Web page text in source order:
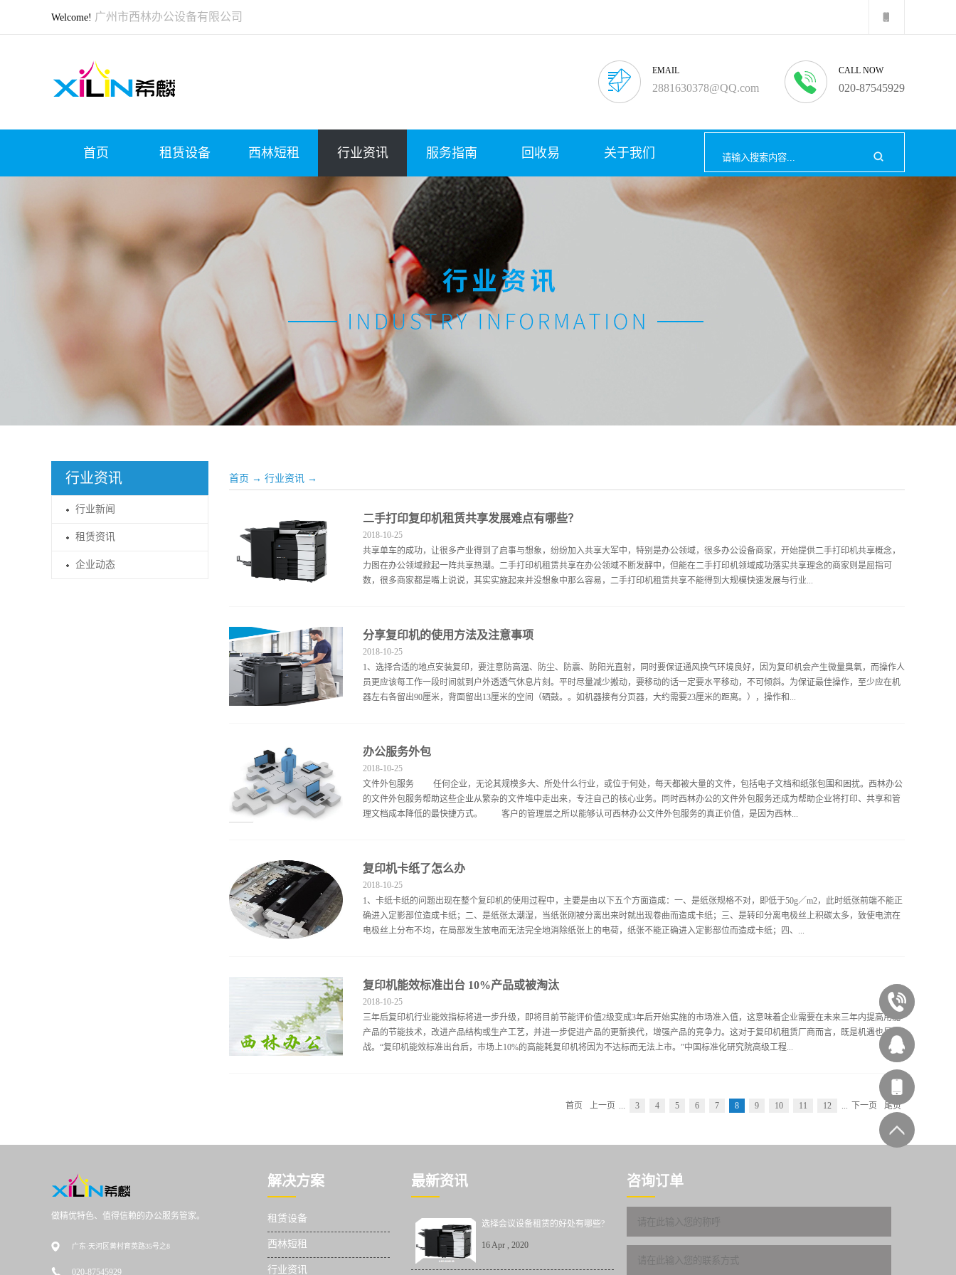
Welcome! 广州市西林办公设备有限公司
EMAIL
2881630378@QQ.com
CALL NOW
020-87545929
首页 租赁设备 西林短租 行业资讯 服务指南 回收易 关于我们
行业资讯
行业新闻
租赁资讯
企业动态
首页 → 行业资讯 →
二手打印复印机租赁共享发展难点有哪些？
共享单车的成功，让很多产业得到了启事与想象，纷纷加入共享大军中，特别是办公领域，很多办公设备商家，开始提供二手打印机共享概念，
力图在办公领域掀起一阵共享热潮。二手打印机租赁共享在办公领域不断发酵中，但能在二手打印机领域成功落实共享理念的商家则是屈指可
数，很多商家都是嘴上说说，其实实施起来并没想象中那么容易，二手打印机租赁共享不能得到大规模快速发展与行业...
展，另外都是小本经营，资金方面也都有限，面对二手打印机租赁共享是很难开展的。二手打印机租赁在很早之间便有，很多商家以区域为经营
规模，但凡超出这个规模便无法开展租赁业务，业务规模区域太小，也是很难开展共享模式的主要原因之一。二手打印机商家中也有少许大型企
业，业务范围也很广，但都比较集中于少部分发达一二线城市，有很多城市都不能涉及到，有时候这些不能涉及业务的城市更需要二手打印机租
赁服务，在大型企业中我们也看到了业务范围的局限性。因此二手打印机租赁共享很难做起来。前文我们谈到了二手打印机租赁共享很难做起
来，但难做不代表不能做，现阶段便有企业在这个领域做得不错。二手打印机租赁共享现阶段是一个很有发展前景的市场，我国每年淘汰下来的
2018-10-25
分享复印机的使用方法及注意事项
1、选择合适的地点安装复印，要注意防高温、防尘、防震、防阳光直射，同时要保证通风换气环境良好，因为复印机会产生微量臭氧，而操作人
员更应该每工作一段时间就到户外透透气休息片刻。平时尽量减少搬动，要移动的话一定要水平移动，不可倾斜。为保证最佳操作，至少应在机
器左右各留出90厘米，背面留出13厘米的空间（硒鼓。。如机器接有分页器，大约需要23厘米的距离。），操作和...
预热半小时左右，使复印机内保持干燥。 4、要保持复印机玻璃稿台清洁、无划痕、不能有涂改液、手指印之类的斑点，不然的话会影响复印效
果。如有斑点，使用软质的玻璃清洁物清洁玻璃。 5、在复印机工作过程中一定要在盖好上面的挡版，以减少强光对眼睛的刺激。 6、如果需要复
印书籍等需要装订的文件，请选用具有"分离扫描"（split scan feature 墨盒）性能的复印机。这样，可以消除由于装订不平整而产生的复印阴
影。 7、如果您的复印件的背景有阴影，那么您的复印机的镜头上有可能进入了灰尘。此时，您需要对复印机进行专业的清洁。 8、当复印机面版
显示红灯加粉信号时用户就应及时对复印机进行加碳粉，如果加粉不及时可造成复印机...
2018-10-25
办公服务外包
文件外包服务 任何企业，无论其规模多大、所处什么行业，或位于何处，每天都被大量的文件，包括电子文档和纸张包围和困扰。西林办公
的文件外包服务帮助这些企业从繁杂的文件堆中走出来，专注自己的核心业务。同时西林办公的文件外包服务还成为帮助企业将打印、共享和管
理文档成本降低的最快捷方式。 客户的管理层之所以能够认可西林办公文件外包服务的真正价值，是因为西林...
统一标准的优质文件外包服务。 介 绍 无论是企业还是行业用户，您都能切身感受到西林办公文件解决方案所能带来的巨大变化。 对企
业用户而言，找到一种真正有效的方式，通过以生产产品同样高效的方式制成成产使用手册之类的文件，从而有效提高企业的文件成产能力和文
件质量，改善内部知识共享机制和企业形象，提高企业竞争力。 对保险、电信、银行和数字出版等行业而言，市场竞争日益激烈的今天，如
何制作、生产个性化、客户化的信用卡、保险和电信等账单，减少客户的询问，提高客户满意度，从而提高企业竞争优势。 你可以与西林办
公文件管理专家自由交流，介绍您企业的实际状况、具体问题及希望达成的效果，由专家为您提出量身定制的解决方案，从专业的角度出发为您
2018-10-25
复印机卡纸了怎么办
1、卡纸卡纸的问题出现在整个复印机的使用过程中，主要是由以下五个方面造成：一、是纸张规格不对，即低于50g／m2，此时纸张前端不能正
确进入定影部位造成卡纸；二、是纸张太潮湿，当纸张刚被分离出来时就出现卷曲而造成卡纸；三、是转印分离电极丝上积碳太多，致使电流在
电极丝上分布不均，在局部发生放电而无法完全地消除纸张上的电荷，纸张不能正确进入定影部位而造成卡纸；四、...
要时更换新电极座，这种现象是造成卡纸的主要原因之一；五、是搓纸轮老化，如果卡纸部位经常出现在进纸部位，此时会发现纸张总是进入复
印机一小部分，大部分还留在外面，其主要原因是搓纸轮老化，不能把纸张正常送入“轨道”，解决方法是更换搓纸轮。2、褶绉打印机维修论坛介
绍说这种现象在进行双面复印时会经常出现。一般来说，它也与纸张的规格、干湿度等有关，如纸张规格及干湿度不符合规定，当印完正面后，
纸张已经发生卷曲，再印背面时，经过定影辊的挤压必然会出现褶绉。再一个就是与定影部位有关，定影部位包括热辊、压力辊、分离爪以及供
油毛毡、油刮板等组成。随着复印机印数的不断增加，毛毡上的积粉越来越多，遇热形成粉块结在上面，极易将热辊划出一条条的伤痕，并且还
2018-10-25
复印机能效标准出台 10%产品或被淘汰
三年后复印机行业能效指标将进一步升级，即将目前节能评价值2级变成3年后开始实施的市场准入值，这意味着企业需要在未来三年内提高用能
产品的节能技术，改进产品结构或生产工艺，并进一步促进产品的更新换代，增强产品的竞争力。这对于复印机租赁厂商而言，既是机遇也是挑
战。“复印机能效标准出台后，市场上10%的高能耗复印机将因为不达标而无法上市。”中国标准化研究院高级工程...
师陈海红对《中国电子报》记者说，一项确定复印机的能效限定值、能效等级、节能评价值、目标限定值、试验方法和检验规则的强制性国家标
准《复印机能效限定值及能效等级》已经进入报批程序，并有望在今年6月出台。 待机能耗是关键“《复印机能效限定值及能效等级》去年就已经
完成标准草案制定工作，并于2007年12月通过了专家组的审订，目前标准已经进入了报批程序，今年6月份就可以正式出台。”陈海红向记者透
露。陈海红表示，我国是世界上复印机的重要生产国和消费国，但长期以来，消费者往往只重视产品的复印速度和分辨力，OA(办公电器)产品和
目前复印机产品耗能的来源就是待机能耗，即指电器产品连接到电...
2018-10-25
首页 上一页 ... 3 4 5 6 7 8 9 10 11 12 ... 下一页 尾页
做精优特色、值得信赖的办公服务管家。
广东·天河区黄村育英路35号之8
020-87545929
解决方案
租赁设备
西林短租
行业资讯
最新资讯
选择会议设备租赁的好处有哪些?
16Apr , 2020
咨询订单
020-
87545929
西
林办公
客服